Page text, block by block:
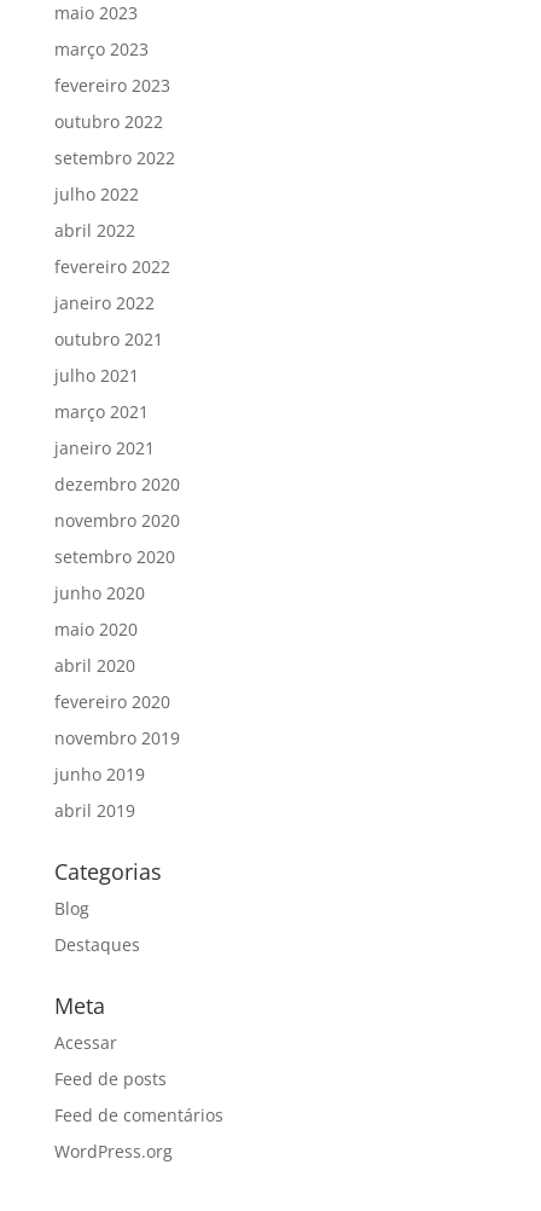
maio 2023
março 2023
fevereiro 2023
outubro 2022
setembro 2022
julho 2022
abril 2022
fevereiro 2022
janeiro 2022
outubro 2021
julho 2021
março 2021
janeiro 2021
dezembro 2020
novembro 2020
setembro 2020
junho 2020
maio 2020
abril 2020
fevereiro 2020
novembro 2019
junho 2019
abril 2019
Categorias
Blog
Destaques
Meta
Acessar
Feed de posts
Feed de comentários
WordPress.org